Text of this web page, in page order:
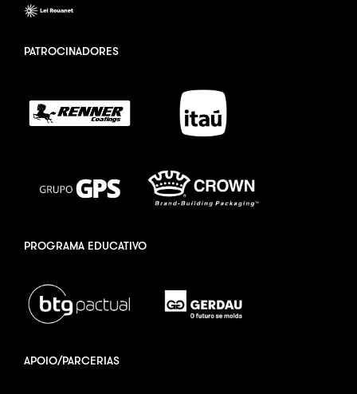
PATROCINADORES
PROGRAMA EDUCATIVO
APOIO/PARCERIAS